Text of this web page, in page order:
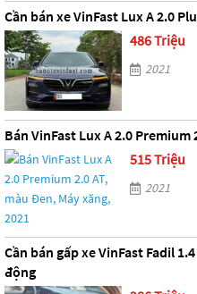
Cần bán xe VinFast Lux A 2.0
486 Triệu
2021
Bán VinFast Lux A 2.0 Premium
515 Triệu
2021
Cần bán gấp xe VinFast Fadil
động